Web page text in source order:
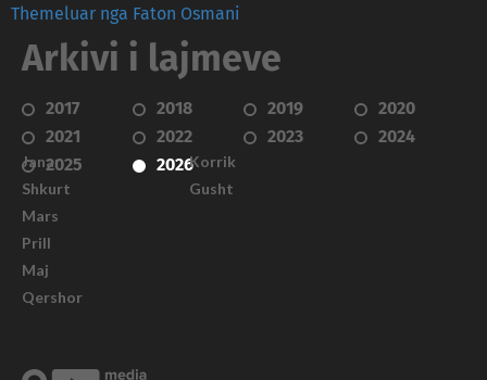
Themeluar nga Faton Osmani
Arkivi i lajmeve
2017 2018 2019
2020
2021
2022 2023
2024
2025
2026
Janar
Shkurt
Mars
Prill
Maj
Qershor
Korrik
Gusht